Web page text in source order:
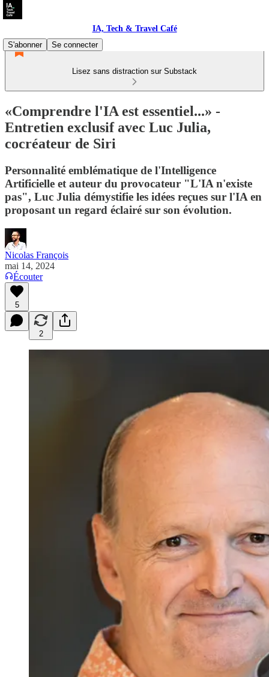
IA, Tech & Travel Café
S'abonner
Se connecter
Lisez sans distraction sur Substack
«Comprendre l'IA est essentiel...» -
Entretien exclusif avec Luc Julia,
cocréateur de Siri
Personnalité emblématique de l'Intelligence
Artificielle et auteur du provocateur "L'IA n'existe
pas", Luc Julia démystifie les idées reçues sur l'IA en
proposant un regard éclairé sur son évolution.
Nicolas François
mai 14, 2024
Écouter
5
2